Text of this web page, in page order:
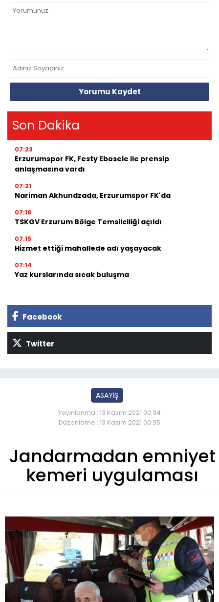
Yorumu Kaydet
Son Dakika
07:23
Erzurumspor FK, Festy Ebosele ile prensip
anlaşmasına vardı
07:21
Nariman Akhundzada, Erzurumspor FK'da
07:18
TSKGV Erzurum Bölge Temsilciliği açıldı
07:15
Hizmet ettiği mahallede adı yaşayacak
07:14
Yaz kurslarında sıcak buluşma
Facebook
Twitter
ASAYİŞ
Yayınlanma : 13 Kasım 2021 00:34
Düzenleme : 13 Kasım 2021 00:35
Jandarmadan emniyet
kemeri uygulaması